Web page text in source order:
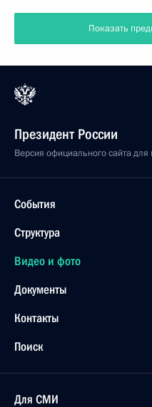
Показать
Президент России
Версия официального сайта
События
Структура
Видео и фото
Документы
Контакты
Поиск
Для СМИ